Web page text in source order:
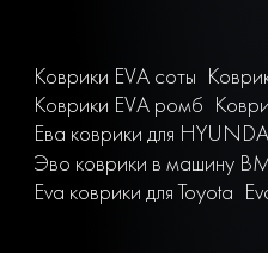
Коврики EVA соты
Коврики EVA ромб
Ева коврики для
Эво коврики в машину
Eva коврики для Toyota